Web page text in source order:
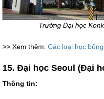
Trường Đại học
>> Xem thêm: Các loại học
15. Đại học Seoul (Đại
Thông tin: